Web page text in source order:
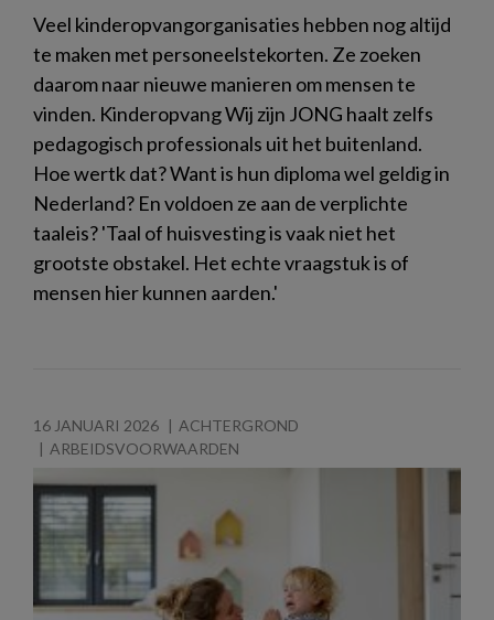
Veel kinderopvangorganisaties hebben nog altijd
te maken met personeelstekorten. Ze zoeken
daarom naar nieuwe manieren om mensen te
vinden. Kinderopvang Wij zijn JONG haalt zelfs
pedagogisch professionals uit het buitenland.
Hoe wertk dat? Want is hun diploma wel geldig in
Nederland? En voldoen ze aan de verplichte
taaleis? 'Taal of huisvesting is vaak niet het
grootste obstakel. Het echte vraagstuk is of
mensen hier kunnen aarden.'
16 JANUARI 2026
ACHTERGROND
ARBEIDSVOORWAARDEN